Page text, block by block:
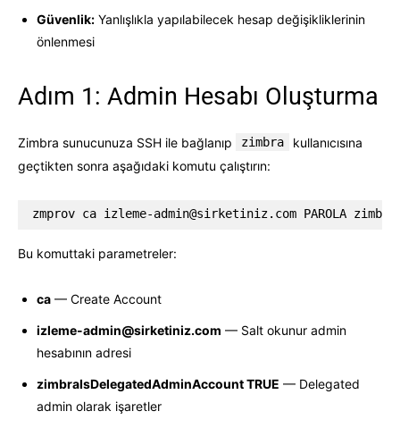
Güvenlik: Yanlışlıkla yapılabilecek hesap değişikliklerinin
önlenmesi
Adım 1: Admin Hesabı Oluşturma
Zimbra sunucunuza SSH ile bağlanıp zimbra
kullanıcısına
geçtikten sonra aşağıdaki komutu çalıştırın:
zmprov ca izleme-admin@sirketiniz.com PAROLA
Bu komuttaki parametreler:
ca — Create Account
izleme-admin@sirketiniz.com — Salt okunur admin
hesabının adresi
zimbraIsDelegatedAdminAccount TRUE — Delegated
admin olarak işaretler